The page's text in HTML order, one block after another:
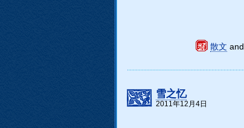
散文 and
雪之忆
2011年12月4日